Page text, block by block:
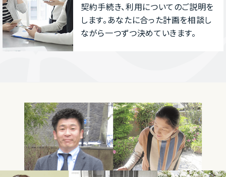
契約⼿続き、利⽤についてのご説明を
します。あなたに合った計画を相談し
ながら⼀つずつ決めていきます。